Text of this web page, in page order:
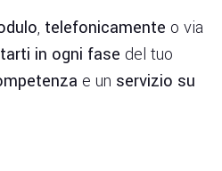
, telefonicamente o via
in ogni fase del tuo
e un servizio su